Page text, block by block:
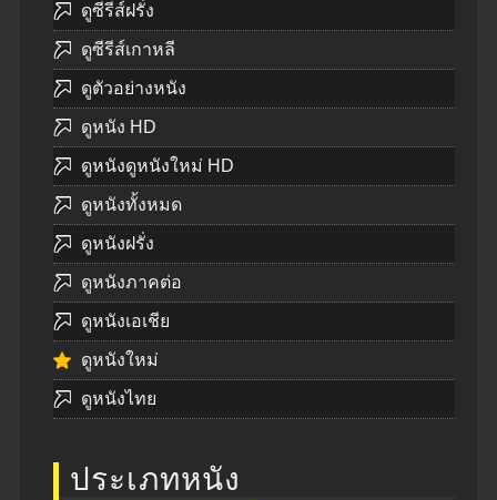
ดูซีรีส์ฝรั่ง
ดูซีรีส์เกาหลี
ดูตัวอย่างหนัง
ดูหนัง HD
ดูหนังดูหนังใหม่ HD
ดูหนังทั้งหมด
ดูหนังฝรั่ง
ดูหนังภาคต่อ
ดูหนังเอเชีย
ดูหนังใหม่
ดูหนังไทย
ประเภทหนัง